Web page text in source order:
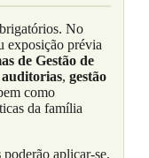
No
exposição prévia
de Gestão de
auditorias, gestão
como
da família
poderão aplicar-se,